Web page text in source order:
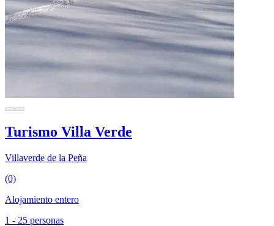
Turismo Villa Verde
Villaverde de la Peña
(0)
Alojamiento entero
1 - 25 personas